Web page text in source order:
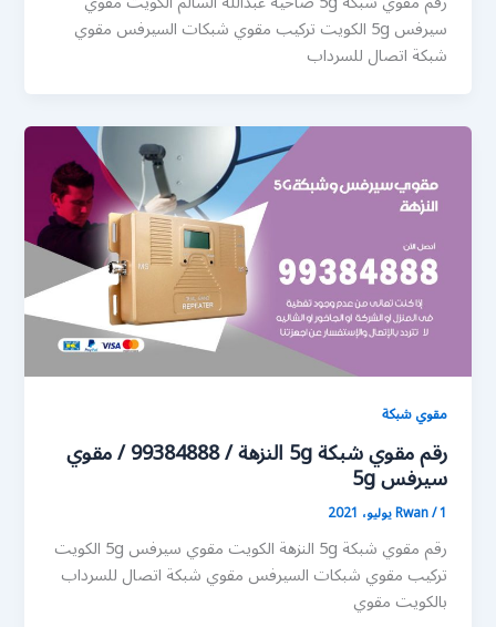
سيرفس 5g الكويت تركيب مقوي شبكات السيرفس مقوي
شبكة اتصال للسرداب
مقوي شبكة
رقم مقوي شبكة 5g النزهة / 99384888 / مقوي
سيرفس 5g
Rwan/1 يوليو، 2021
رقم مقوي شبكة 5g النزهة الكويت مقوي سيرفس 5g الكويت
تركيب مقوي شبكات السيرفس مقوي شبكة اتصال للسرداب
بالكويت مقوي